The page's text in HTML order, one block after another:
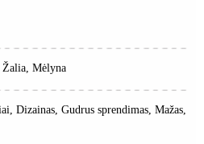
Žalia, Mėlyna
Dizainas, Gudrus sprendimas, Mažas,